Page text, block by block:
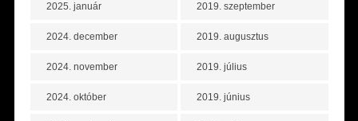
2025. január
2024. december
2024. november
2024. október
2019. szeptember
2019. augusztus
2019. július
2019. június